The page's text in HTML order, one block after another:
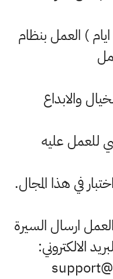
يوميا لمدة 6 ايام ) العمل بنظام
ارسال السيرة